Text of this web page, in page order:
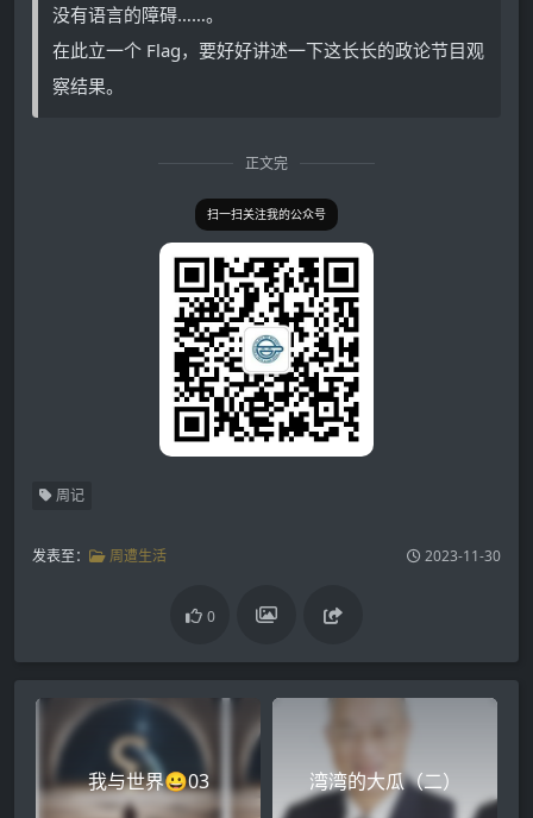
没有语言的障碍……。
在此立一个 Flag，要好好讲述一下这长长的政论节目观
察结果。
正文完
扫一扫关注我的公众号
周记
发表至： 周遭生活 2023-11-30
0
我与世界😀03 湾湾的大瓜（二）